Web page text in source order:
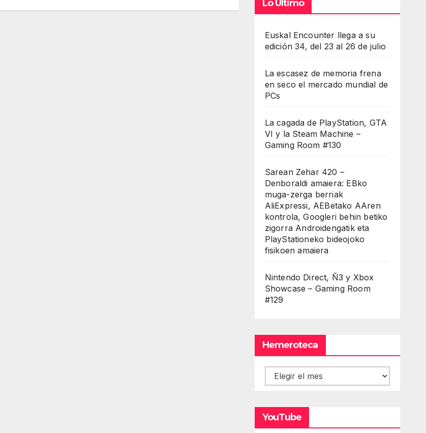
Lo Último
Euskal Encounter llega a su
edición 34, del 23 al 26 de julio
La escasez de memoria frena
en seco el mercado mundial de
PCs
La cagada de PlayStation, GTA
VI y la Steam Machine –
Gaming Room #130
Sarean Zehar 420 –
Denboraldi amaiera: EBko
muga-zerga berriak
AliExpressi, AEBetako AAren
kontrola, Googleri behin betiko
zigorra Androidengatik eta
PlayStationeko bideojoko
fisikoen amaiera
Nintendo Direct, Ñ3 y Xbox
Showcase – Gaming Room
#129
Hemeroteca
Hemeroteca
YouTube